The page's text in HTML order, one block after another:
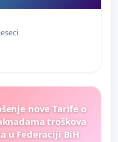
nove Tarife o
troškova
u Federaciji BiH